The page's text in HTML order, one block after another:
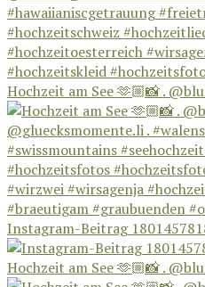
Hochzeit am See 🫶🏼📸 .
Instagram-Beitrag
Hochzeit am See 🫶🏼📸 .